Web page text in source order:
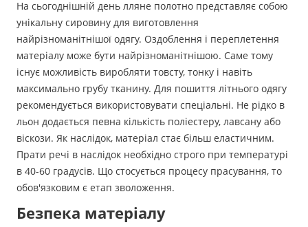
На сьогоднішній день лляне полотно представляє собою
унікальну сировину для виготовлення
найрізноманітнішої одягу. Оздоблення і переплетення
матеріалу може бути найрізноманітнішою. Саме тому
існує можливість виробляти товсту, тонку і навіть
максимально грубу тканину. Для пошиття літнього одягу
рекомендується використовувати спеціальні. Не рідко в
льон додається певна кількість поліестеру, лавсану або
віскози. Як наслідок, матеріал стає більш еластичним.
Прати речі в наслідок необхідно строго при температурі
в 40-60 градусів. Що стосується процесу прасування, то
обов'язковим є етап зволоження.
Безпека матеріалу